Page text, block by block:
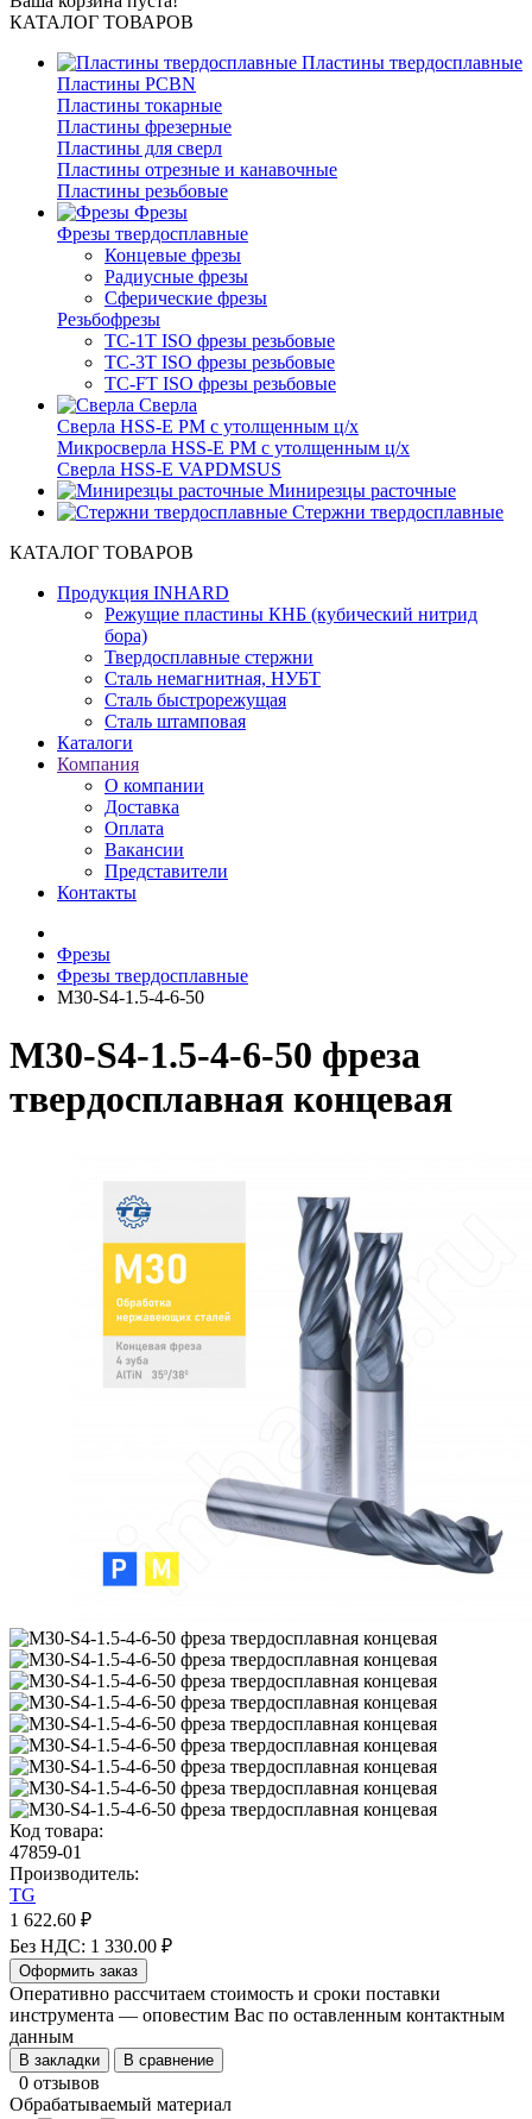
КАТАЛОГ ТОВАРОВ
Пластины твердосплавные
Пластины PCBN
Пластины токарные
Пластины фрезерные
Пластины для сверл
Пластины отрезные и канавочные
Пластины резьбовые
Фрезы
Фрезы твердосплавные
Концевые фрезы
Радиусные фрезы
Сферические фрезы
Резьбофрезы
TC-1T ISO фрезы резьбовые
TC-3T ISO фрезы резьбовые
TC-FT ISO фрезы резьбовые
Сверла
Cверла HSS-E PM c утолщенным ц/х
Микросверла HSS-E PM c утолщенным ц/х
Сверла HSS-E VAPDMSUS
Минирезцы расточные
Cтержни твердосплавные
КАТАЛОГ ТОВАРОВ
Продукция INHARD
Режущие пластины КНБ (кубический нитрид
бора)
Твердосплавные стержни
Сталь немагнитная, НУБТ
Сталь быстрорежущая
Сталь штамповая
Каталоги
Компания
О компании
Доставка
Оплата
Вакансии
Представители
Контакты
Фрезы
Фрезы твердосплавные
M30-S4-1.5-4-6-50
M30-S4-1.5-4-6-50 фреза
твердосплавная концевая
Код товара:
47859-01
Производитель:
TG
1 622.60 ₽
Без НДС: 1 330.00 ₽
Оформить заказ
Оперативно рассчитаем стоимость и сроки поставки
инструмента — оповестим Вас по оставленным контактным
данным
В закладки В сравнение
0 отзывов
Обрабатываемый материал